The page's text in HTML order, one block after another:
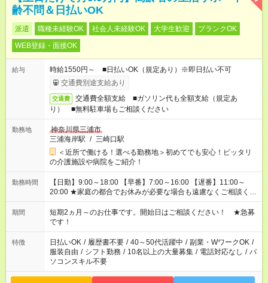
齢不問＆日払いOK
派遣 職種未経験OK 社会人未経験OK 大学生歓迎
ブランクOK
WEB登録・面接OK
給与
時給1550円～ ■日払いOK（規定あり）※即日払い不可
交通費別途支給あり
交通費
交通費全額支給 ■ガソリン代も全額支給（規定あ
り） ■無料駐車場もご相談ください
勤務地
神奈川県三浦市
三浦海岸駅 / 三崎口駅
＜近所で働ける！選べる勤務地＞初めてでも安心！ピッタリ
の介護施設や病院をご紹介！
勤務時間
【日勤】9:00～18:00 【早番】7:00～16:00 【遅番】11:00～
20:00 ★家庭の都合でお休みが必要な場合も遠慮なくご相談くだ
さい。
期間
短期2ヵ月～のお仕事です。開始日はご相談ください！ ★急募
です！
特徴 日払いOK / 履歴書不要 / 40～50代活躍中 / 副業・WワークOK /
服装自由 / シフト勤務 / 10名以上の大量募集 / 電話対応なし / パ
ソコンスキル不要